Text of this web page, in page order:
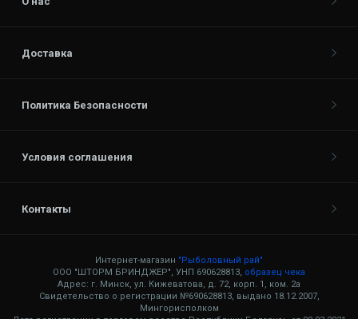
Доставка
Политика Безопасности
Условия соглашения
Контакты
Интернет-магазин "Рыболовный рай"
ООО "ШТОРМ БРИНДЖЕР", УНП 690628813, образец чека
Адрес: г. Минск, ул. Кижеватова, д. 72, корп. 1, ком. 2а
Свидетельство о регистрации №690628813, выдано 18.12.2007,
Мингорисполком